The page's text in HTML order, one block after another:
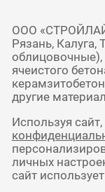
ООО
Рязань, Калуга,
облицовочные),
ячеистого
другие
Используя
личных
сайт